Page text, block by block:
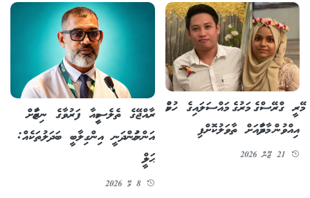
މޭރީ ގްރޭސްގެ މަރުގެ މައްސަލައިގެ ހުކުމް
އިއްވުން މާދަމާއަށް ތާވަލުކޮށްފި
ރާއްޖޭގެ ތެލެސީމިއާ ފަރުވާގެ ނިޒާމަށް
އަންނަމުންދަނީ އިންގިލާބީ ބަދަލުތަކެއް:
ޙަލީމް
8 މޭ 2026